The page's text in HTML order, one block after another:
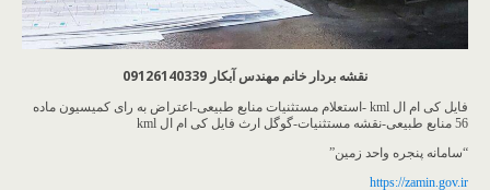
نقشه بردار خانم مهندس آبکار 09126140339
فایل کی ام ال kml -استعلام مستثنیات منابع طبیعی-اعتراض به رای کمیسیون ماده
56 منابع طبیعی-نقشه مستثنیات-گوگل ارث فایل کی ام ال kml
“سامانه پنجره واحد زمین”
https://zamin.gov.ir